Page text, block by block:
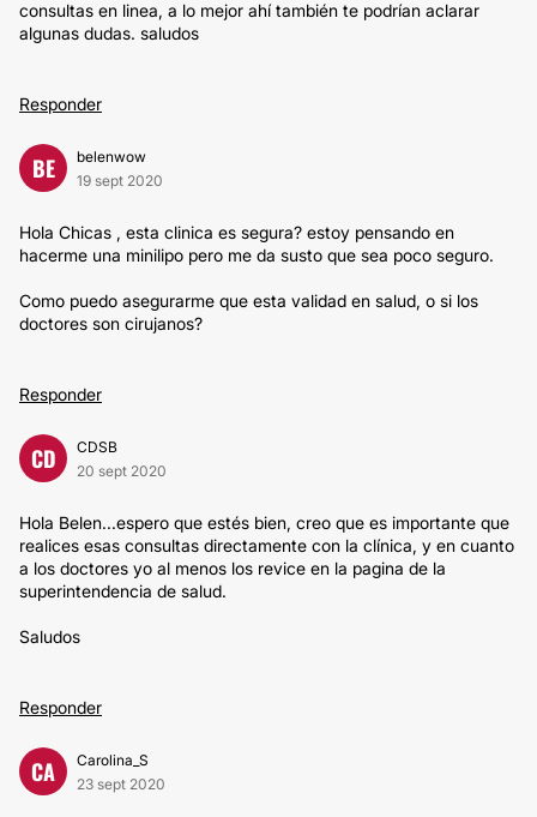
consultas en linea, a lo mejor ahí también te podrían aclarar
algunas dudas. saludos
Responder
BE
belenwow
19 sept 2020
Hola Chicas , esta clinica es segura? estoy pensando en
hacerme una minilipo pero me da susto que sea poco seguro.
Como puedo asegurarme que esta validad en salud, o si los
doctores son cirujanos?
Responder
CD
CDSB
20 sept 2020
Hola Belen...espero que estés bien, creo que es importante que
realices esas consultas directamente con la clínica, y en cuanto
a los doctores yo al menos los revice en la pagina de la
superintendencia de salud.
Saludos
Responder
CA
Carolina_S
23 sept 2020